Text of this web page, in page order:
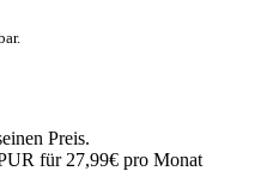
Preis.
für 27,99€ pro Monat